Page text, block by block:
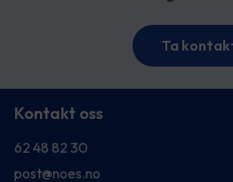
Ta
Kontakt oss
62 48 82 30
post@noes.no